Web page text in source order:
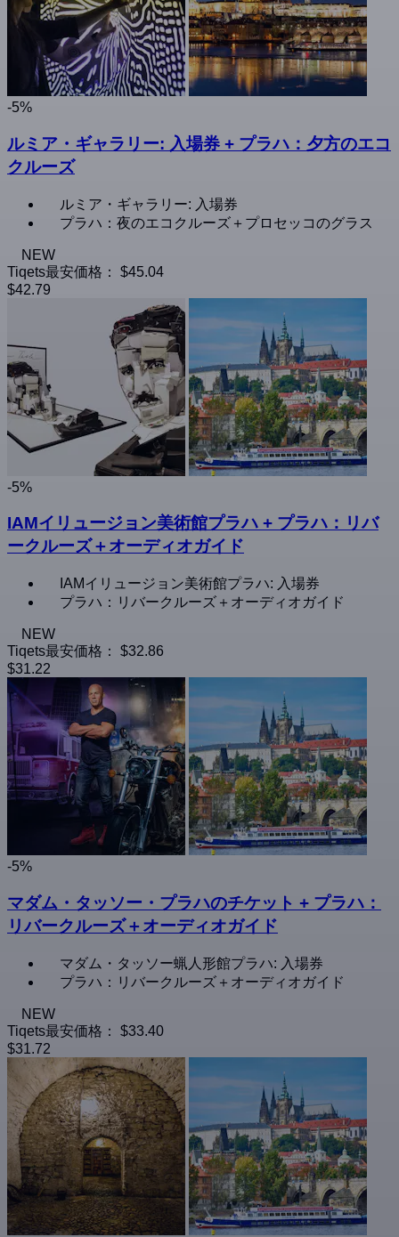
-5%
ルミア・ギャラリー: 入場券 + プラハ：夕方のエコ
クルーズ
ルミア・ギャラリー: 入場券
プラハ：夜のエコクルーズ＋プロセッコのグラス
NEW
Tiqets最安価格：
$45.04
$42.79
-5%
IAMイリュージョン美術館プラハ + プラハ：リバ
ークルーズ＋オーディオガイド
IAMイリュージョン美術館プラハ: 入場券
プラハ：リバークルーズ＋オーディオガイド
NEW
Tiqets最安価格：
$32.86
$31.22
-5%
マダム・タッソー・プラハのチケット + プラハ：
リバークルーズ＋オーディオガイド
マダム・タッソー蝋人形館プラハ: 入場券
プラハ：リバークルーズ＋オーディオガイド
NEW
Tiqets最安価格：
$33.40
$31.72